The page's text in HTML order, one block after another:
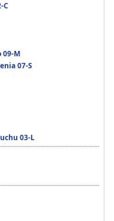
C
09-M
07-S
03-L